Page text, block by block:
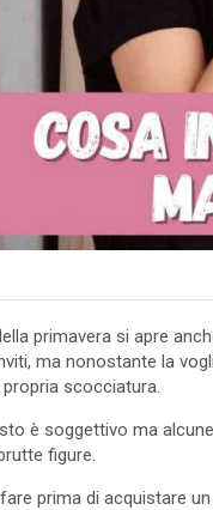
primavera si apre
ma nonostante la
scocciatura.
è soggettivo ma
figure.
prima di acquistare